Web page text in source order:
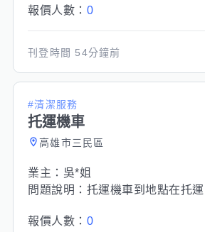
報價人數： 0
刊登時間 54分鐘前
#清潔服務
托運機車
高雄市三民區
業主： 吳*姐
問題說明： 托運機車到地點在托
報價人數： 0